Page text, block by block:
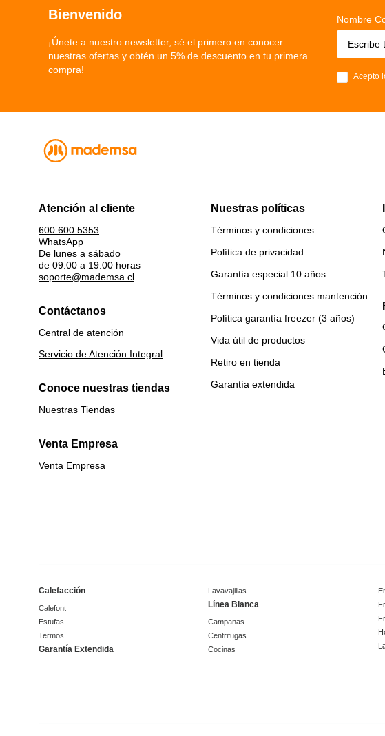
Bienvenido
¡Únete a nuestro newsletter, sé el primero en conocer
nuestras ofertas y obtén un 5% de descuento en tu primera
compra!
Nombre
Acepto
Atención al cliente
600 600 5353
WhatsApp
De lunes a sábado
de 09:00 a 19:00 horas
soporte@mademsa.cl
Contáctanos
Central de atención
Servicio de Atención Integral
Conoce nuestras tiendas
Nuestras Tiendas
Venta Empresa
Venta Empresa
Nuestras políticas
Términos y condiciones
Política de privacidad
Garantía especial 10 años
Términos y condiciones mantención
Política garantía freezer (3 años)
Vida útil de productos
Retiro en tienda
Garantía extendida
Calefacción
Calefont
Estufas
Termos
Garantía Extendida
Lavavajillas
Línea Blanca
Campanas
Centrifugas
Cocinas